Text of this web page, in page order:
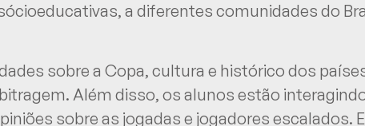
a diferentes comunidades do
sobre a Copa, cultura e histórico dos
Além disso, os alunos estão
sobre as jogadas e jogadores escalados.